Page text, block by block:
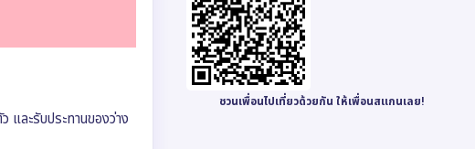
ละรับประทานของว่าง
ชวนเพื่อนไปเที่ยวด้วยกัน ให้เพื่อนสแกนเลย!